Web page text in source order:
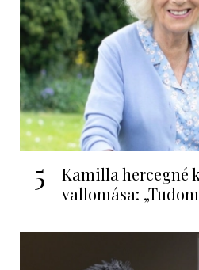
5
Kamilla hercegné
vallomása: